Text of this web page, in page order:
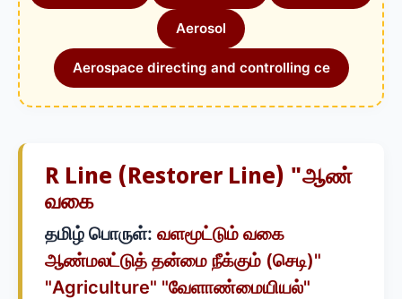
Aerosol
Aerospace directing and controlling ce
R Line (restorer Line) "ஆண்
வகை
தமிழ் பொருள்: வளமூட்டும் வகை
ஆண்மலட்டுத் தன்மை நீக்கும் (செடி)"
"Agriculture" "வேளாண்மையியல்"